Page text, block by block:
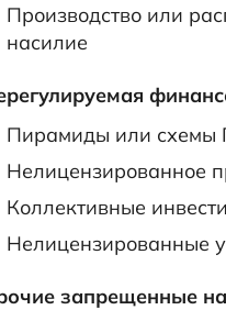
Производство или
насилие
Пирамиды или схемы
Нелицензированное
Коллективные
Нелицензированные
запрещенные